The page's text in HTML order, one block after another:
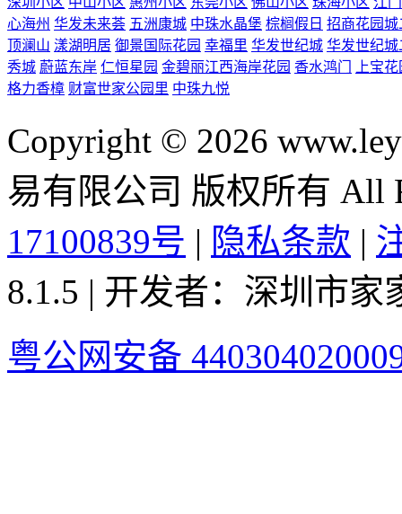
心海州 华发未来荟 五洲康城 中珠水晶堡 棕榈假日 招商花园城
顶澜山 漾湖明居 御景国际花园 幸福里 华发世纪城 华发世纪城
秀城 蔚蓝东岸 仁恒星园 金碧丽江西海岸花园 香水鸿门
上宝
格力香樟 财富世家公园里 中珠九悦
Copyright © 2026
易有限公司 版权所有 All
17100839号 | 隐私条款 |
8.1.5 | 开发者：深圳市
粤公网安备